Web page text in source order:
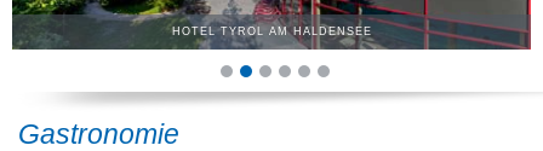
HOTEL TYROL AM HALDENSEE
Gastronomie